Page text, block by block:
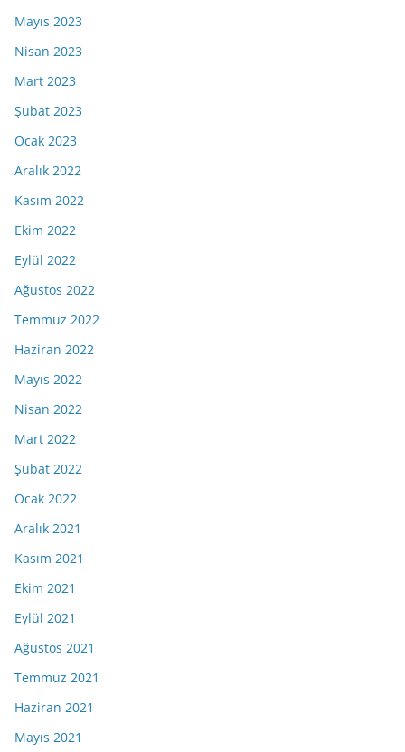
Mayıs 2023
Nisan 2023
Mart 2023
Şubat 2023
Ocak 2023
Aralık 2022
Kasım 2022
Ekim 2022
Eylül 2022
Ağustos 2022
Temmuz 2022
Haziran 2022
Mayıs 2022
Nisan 2022
Mart 2022
Şubat 2022
Ocak 2022
Aralık 2021
Kasım 2021
Ekim 2021
Eylül 2021
Ağustos 2021
Temmuz 2021
Haziran 2021
Mayıs 2021